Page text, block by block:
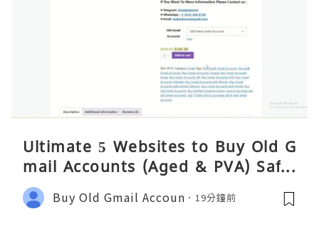
Ultimate 5 Websites to Buy Old G
mail Accounts (Aged & PVA) Safel
y 2026
Buy Old Gmail Accoun 19分鐘前